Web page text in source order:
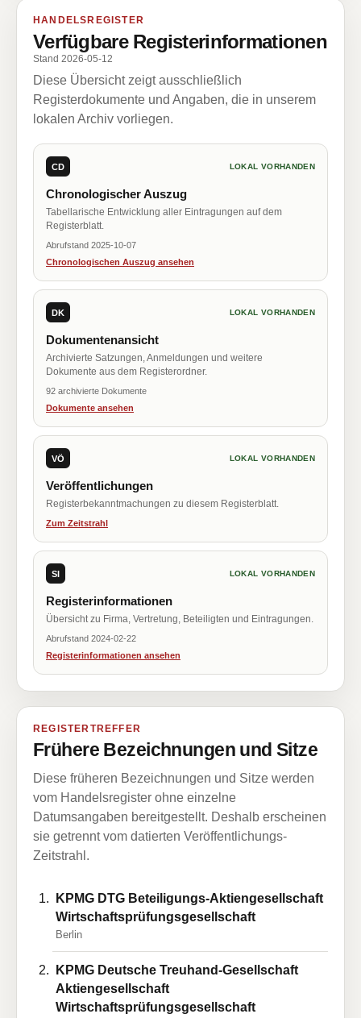
HANDELSREGISTER
Verfügbare Registerinformationen
Stand 2026-05-12
Diese Übersicht zeigt ausschließlich
Registerdokumente und Angaben, die in unserem
lokalen Archiv vorliegen.
CD LOKAL VORHANDEN
Chronologischer Auszug
Tabellarische Entwicklung aller Eintragungen auf dem
Registerblatt.
Abrufstand 2025-10-07
Chronologischen Auszug ansehen
DK LOKAL VORHANDEN
Dokumentenansicht
Archivierte Satzungen, Anmeldungen und weitere
Dokumente aus dem Registerordner.
92 archivierte Dokumente
Dokumente ansehen
VÖ LOKAL VORHANDEN
Veröffentlichungen
Registerbekanntmachungen zu diesem Registerblatt.
Zum Zeitstrahl
SI LOKAL VORHANDEN
Registerinformationen
Übersicht zu Firma, Vertretung, Beteiligten und Eintragungen.
Abrufstand 2024-02-22
Registerinformationen ansehen
REGISTERTREFFER
Frühere Bezeichnungen und Sitze
Diese früheren Bezeichnungen und Sitze werden
vom Handelsregister ohne einzelne
Datumsangaben bereitgestellt. Deshalb erscheinen
sie getrennt vom datierten Veröffentlichungs-
Zeitstrahl.
KPMG DTG Beteiligungs-Aktiengesellschaft
Wirtschaftsprüfungsgesellschaft
Berlin
KPMG Deutsche Treuhand-Gesellschaft
Aktiengesellschaft
Wirtschaftsprüfungsgesellschaft